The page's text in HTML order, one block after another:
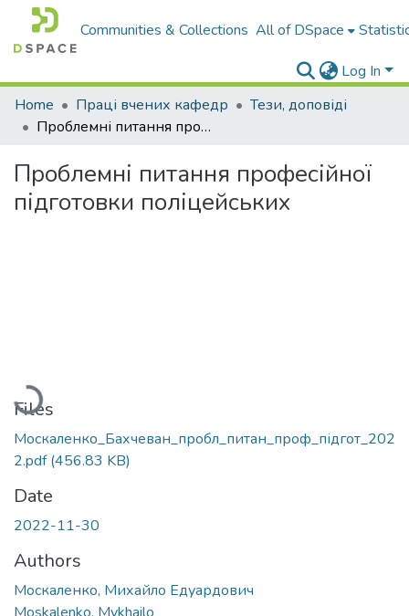
Communities & Collections All of DSpace
Log In
Home
Праці вчених кафедр
Тези, доповіді
Проблемні питання професійної підготовки поліцейських
Проблемні питання професійної
підготовки поліцейських
Loading...
Files
Москаленко_Бахчеван_пробл_питан_проф_підгот_202
2.pdf(456.83 KB)
Date
2022-11-30
Authors
Москаленко, Михайло Едуардович